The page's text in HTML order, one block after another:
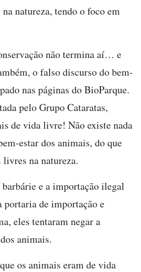
natureza, tendo o foco em
não termina aí… e
o falso discurso do bem-
nas páginas do BioParque.
pelo Grupo Cataratas,
de vida livre! Não existe nada
estar dos animais, do que
na natureza.
e a importação ilegal
portaria de importação e
eles tentaram negar a
animais.
os animais eram de vida